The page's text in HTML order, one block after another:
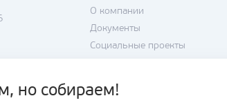
но собираем!
О компании
Документы
Социальные проекты
Пользовательское соглашение